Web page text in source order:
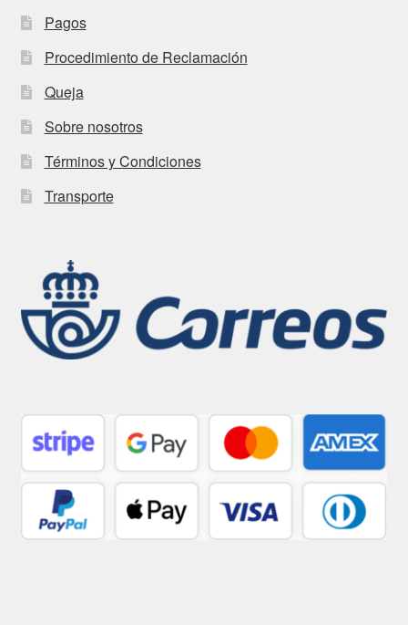
Pagos
Procedimiento de Reclamación
Queja
Sobre nosotros
Términos y Condiciones
Transporte